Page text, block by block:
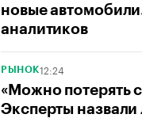
новые
аналитиков
РЫНОК12:24
«Можно потерять
Эксперты